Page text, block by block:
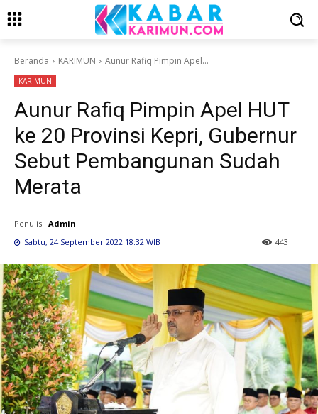
Beranda KARIMUN Aunur Rafiq Pimpin Apel...
KARIMUN
Aunur Rafiq Pimpin Apel HUT
ke 20 Provinsi Kepri, Gubernur
Sebut Pembangunan Sudah
Merata
Penulis : Admin
Sabtu, 24 September 2022 18:32 WIB
443